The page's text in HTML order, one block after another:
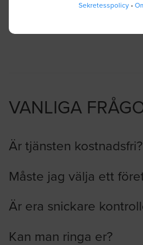
Sekretesspolicy •
VANLIGA
Är tjänsten kostnadsfri?
Måste jag välja ett
Är era snickare
Kan man ringa er?